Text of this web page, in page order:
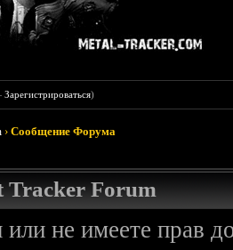
Зарегистрироваться)
›Сообщение Форума
Tracker Forum
не имеете прав